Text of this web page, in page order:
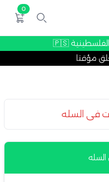
0
مؤقتا
في السله